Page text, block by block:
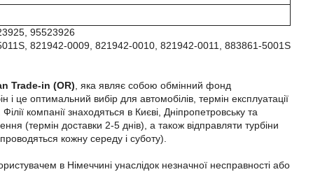
95523926
821942-0009, 821942-0010, 821942-0011, 883861-5001S
Trade-in (OR) , яка являє собою обмінний фонд
це оптимальний вибір для автомобілів, термін експлуатації
компанії знаходяться в Києві, Дніпропетровську та
(термін доставки 2-5 днів), а також відправляти турбіни
кожну середу і суботу).
в Німеччині унаслідок незначної несправності або